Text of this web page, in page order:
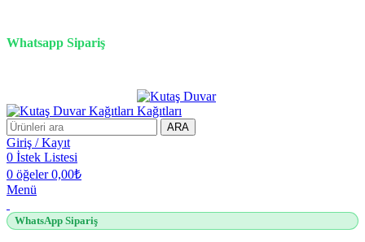
Whatsapp Sipariş
ARA
Giriş / Kayıt
0 İstek Listesi
0 öğeler 0,00₺
Menü
WhatsApp Sipariş